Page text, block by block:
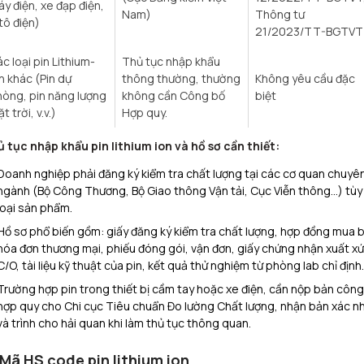
điện, xe đạp điện,
điện)
Nam)
Thông tư
21/2023/TT-BGTVT
loại pin Lithium-
khác (Pin dự
pin năng lượng
trời, v.v.)
Thủ tục nhập khẩu
thông thường, thường
không cần Công bố
Hợp quy.
Không yêu cầu đặc
biệt
tục nhập khẩu pin lithium ion và hồ sơ cần thiết:
nghiệp phải đăng ký kiểm tra chất lượng tại các cơ quan
(Bộ Công Thương, Bộ Giao thông Vận tải, Cục Viễn thông…) tùy
sản phẩm.​
sơ phổ biến gồm: giấy đăng ký kiểm tra chất lượng, hợp đồng mua
đơn thương mại, phiếu đóng gói, vận đơn, giấy chứng nhận xuất xứ
O, tài liệu kỹ thuật của pin, kết quả thử nghiệm từ phòng lab chỉ định.​
hợp pin trong thiết bị cầm tay hoặc xe điện, cần nộp bản
quy cho Chi cục Tiêu chuẩn Đo lường Chất lượng, nhận bản xác
trình cho hải quan khi làm thủ tục thông quan.
HS code pin lithium ion